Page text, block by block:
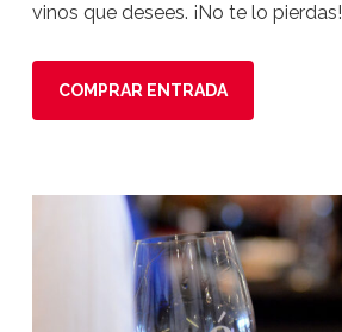
vinos que desees. ¡No te lo pierdas!
COMPRAR ENTRADA